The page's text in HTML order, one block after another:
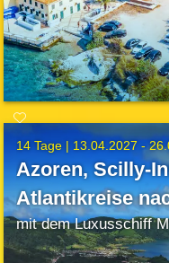
14 Tage | 13.04.2027 -
Azoren, Scilly-
Atlantikreise
mit dem Luxusschiff